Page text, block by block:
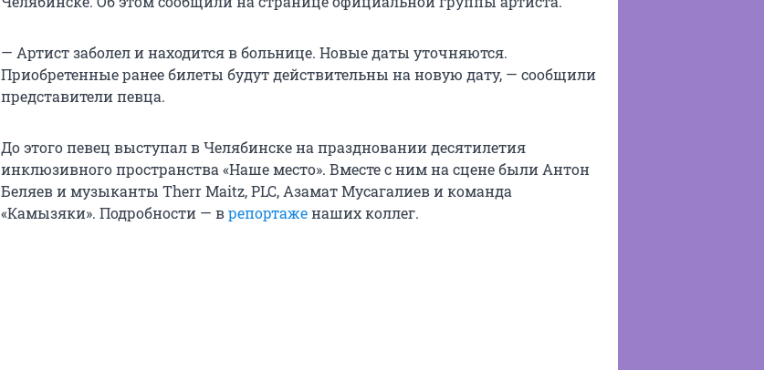
— Артист заболел и находится в больнице. Новые даты уточняются.
Приобретенные ранее билеты будут действительны на новую дату, — сообщили
представители певца.
До этого певец выступал в Челябинске на праздновании десятилетия
инклюзивного пространства «Наше место». Вместе с ним на сцене были Антон
Беляев и музыканты Therr Maitz, PLC, Азамат Мусагалиев и команда
«Камызяки». Подробности — врепортаженаших коллег.